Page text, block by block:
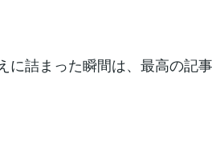
に詰まった瞬間は、最高の記